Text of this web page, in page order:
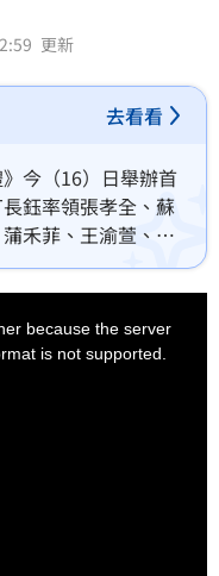
更新
去看看
今（16）日舉辦首
鈺率領張孝全、蘇
禾菲、王渝萱、裴
禾菲爆出疑似曖昧
報導
because the server
is not supported.